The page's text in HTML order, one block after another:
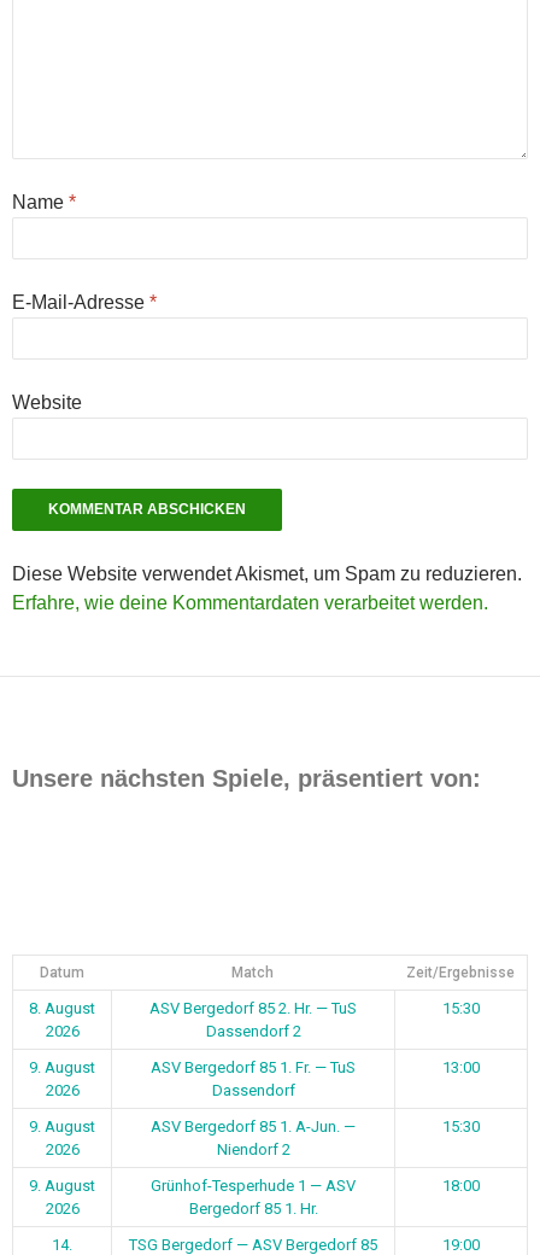
Name *
E-Mail-Adresse *
Website
Diese Website verwendet Akismet, um Spam zu reduzieren.
Erfahre, wie deine Kommentardaten verarbeitet werden.
Unsere nächsten Spiele, präsentiert von:
Datum Match Zeit/Ergebnisse
8. August
2026
ASV Bergedorf 85 2. Hr. — TuS
Dassendorf 2
15:30
9. August
2026
ASV Bergedorf 85 1. Fr. — TuS
Dassendorf
13:00
9. August
2026
ASV Bergedorf 85 1. A-Jun. —
Niendorf 2
15:30
9. August
2026
Grünhof-Tesperhude 1 — ASV
Bergedorf 85 1. Hr.
18:00
14.
TSG Bergedorf — ASV Bergedorf 85
19:00